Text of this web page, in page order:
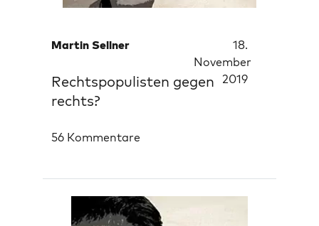
Martin Sellner
18.
November
2019
Rechtspopulisten gegen
rechts?
56 Kommentare